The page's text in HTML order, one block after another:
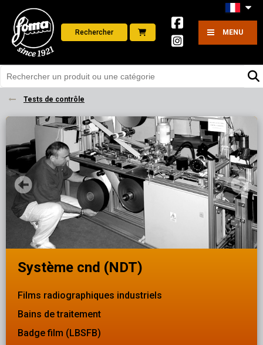
Rechercher MENU
Tests de contrôle
Système cnd (NDT)
Films radiographiques industriels
Bains de traitement
Badge film (LBSFB)